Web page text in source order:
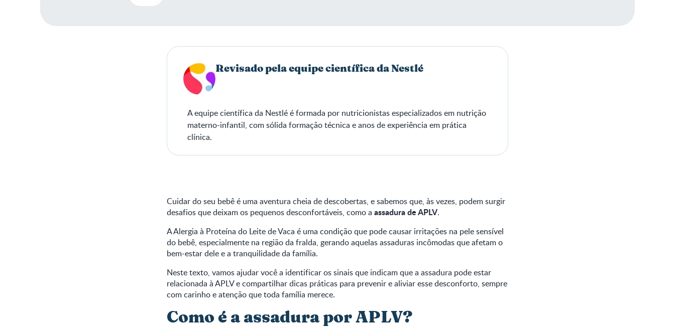
Revisado pela equipe científica da Nestlé
A equipe científica da Nestlé é formada por nutricionistas especializados em nutrição
materno-infantil, com sólida formação técnica e anos de experiência em prática
clínica.
Cuidar do seu bebê é uma aventura cheia de descobertas, e sabemos que, às vezes, podem surgir
desafios que deixam os pequenos desconfortáveis, como a assadura de APLV.
A Alergia à Proteína do Leite de Vaca é uma condição que pode causar irritações na pele sensível
do bebê, especialmente na região da fralda, gerando aquelas assaduras incômodas que afetam o
bem-estar dele e a tranquilidade da família.
Neste texto, vamos ajudar você a identificar os sinais que indicam que a assadura pode estar
relacionada à APLV e compartilhar dicas práticas para prevenir e aliviar esse desconforto, sempre
com carinho e atenção que toda família merece.
Como é a assadura por APLV?